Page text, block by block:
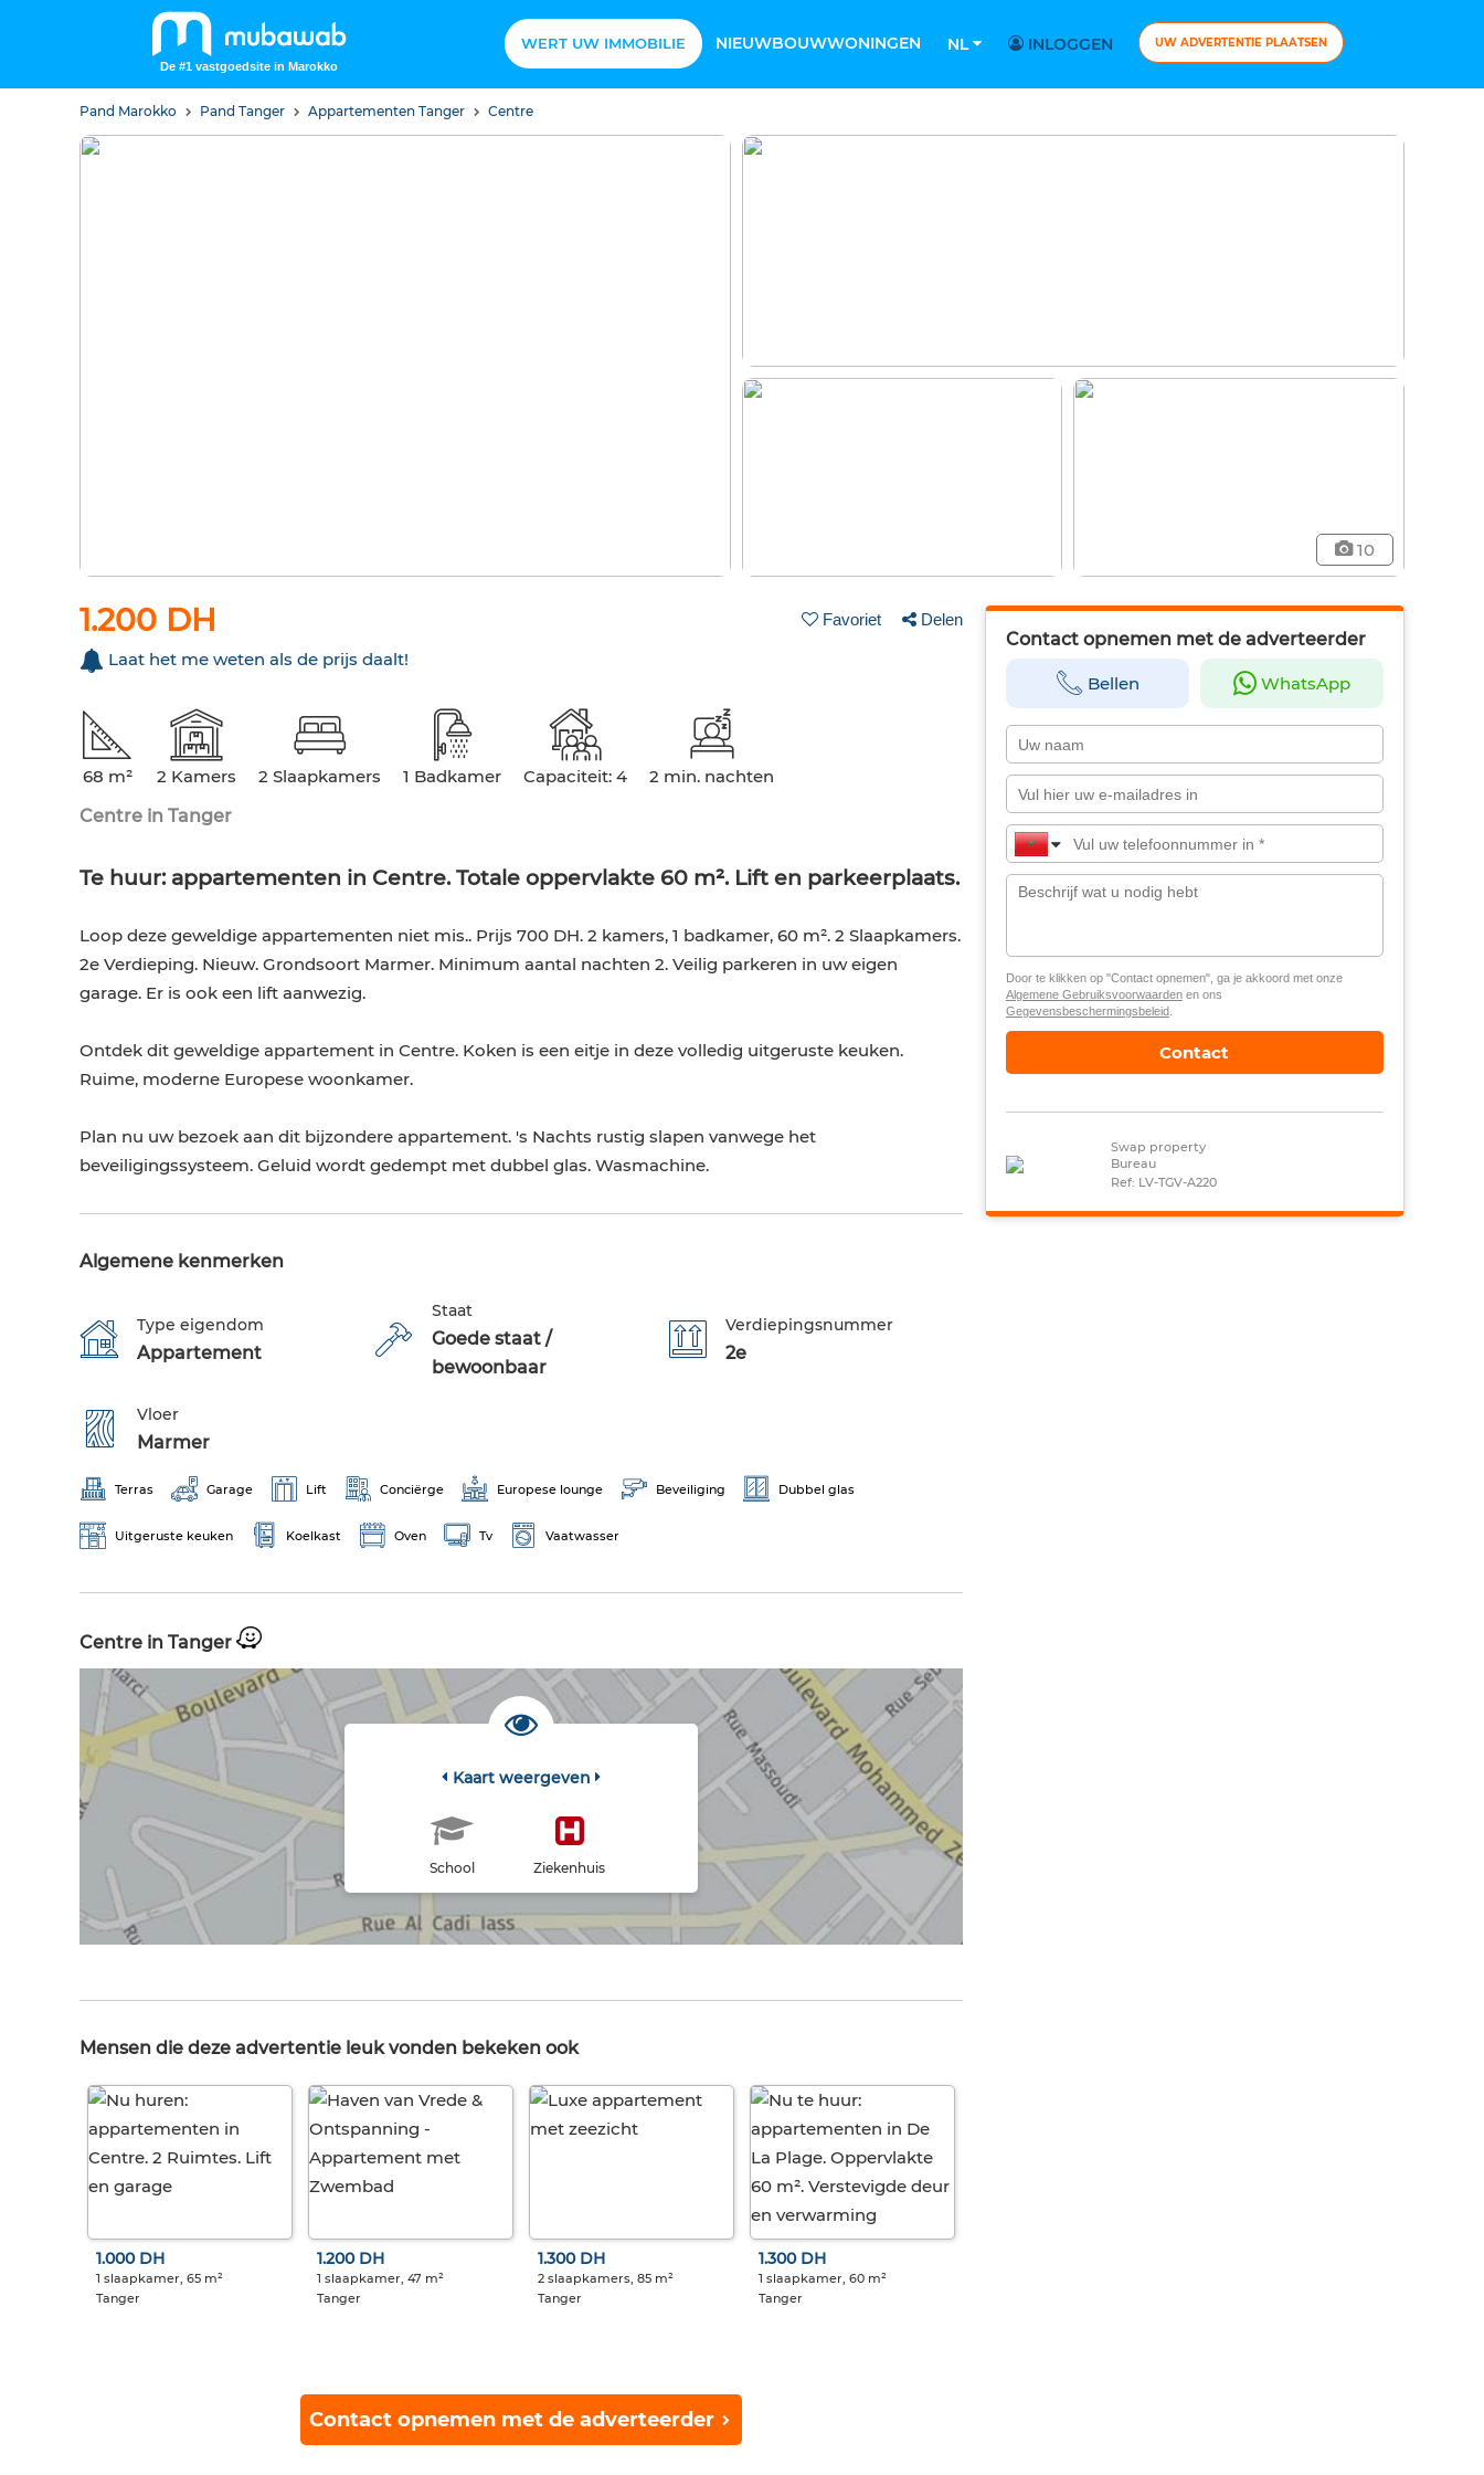
De #1 vastgoedsite in Marokko
WERT UW IMMOBILIE NIEUWBOUWWONINGEN NL INLOGGEN UW ADVERTENTIE PLAATSEN
Pand Marokko Pand Tanger Appartementen Tanger Centre
10
1.200 DH Favoriet Delen
Laat het me weten als de prijs daalt!
68 m² 2 Kamers 2 Slaapkamers 1 Badkamer Capaciteit: 4
2 min. nachten
Centre in Tanger
Te huur: appartementen in Centre. Totale oppervlakte 60 m². Lift en parkeerplaats.
Loop deze geweldige appartementen niet mis.. Prijs 700 DH. 2 kamers, 1 badkamer, 60 m². 2 Slaapkamers.
2e Verdieping. Nieuw. Grondsoort Marmer. Minimum aantal nachten 2. Veilig parkeren in uw eigen
garage. Er is ook een lift aanwezig.
Ontdek dit geweldige appartement in Centre. Koken is een eitje in deze volledig uitgeruste keuken.
Ruime, moderne Europese woonkamer.
Plan nu uw bezoek aan dit bijzondere appartement. 's Nachts rustig slapen vanwege het
beveiligingssysteem. Geluid wordt gedempt met dubbel glas. Wasmachine.
Algemene kenmerken
Type eigendom
Appartement
Staat
Goede staat /
bewoonbaar
Verdiepingsnummer
2e
Vloer
Marmer
Terras Garage Lift Conciërge Europese lounge Beveiliging Dubbel glas
Uitgeruste keuken Koelkast Oven Tv Vaatwasser
Centre in Tanger
Kaart weergeven
School Ziekenhuis
Mensen die deze advertentie leuk vonden bekeken ook
1.000 DH
1 slaapkamer, 65 m²
Tanger
1.200 DH
1 slaapkamer, 47 m²
Tanger
1.300 DH
2 slaapkamers, 85 m²
Tanger
1.300 DH
1 slaapkamer, 60 m²
Tanger
Contact opnemen met de adverteerder
Contact opnemen met de adverteerder
Bellen WhatsApp
Door te klikken op "Contact opnemen", ga je akkoord met onze
Algemene Gebruiksvoorwaardenen ons
Gegevensbeschermingsbeleid
Contact
Swap property
Bureau
Ref: LV-TGV-A220